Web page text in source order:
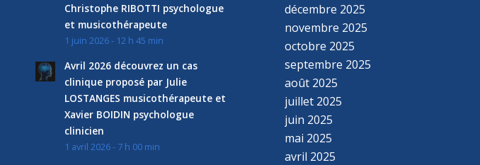
Christophe RIBOTTI psychologue
et musicothérapeute
1 juin 2026 - 12 h 45 min
Avril 2026 découvrez un cas
clinique proposé par Julie
LOSTANGES musicothérapeute et
Xavier BOIDIN psychologue
clinicien
1 avril 2026 - 7 h 00 min
décembre 2025
novembre 2025
octobre 2025
septembre 2025
août 2025
juillet 2025
juin 2025
mai 2025
avril 2025